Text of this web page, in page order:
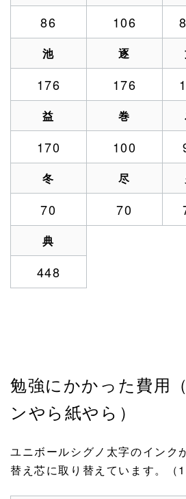
86 106
池 逐
176 176
益 巻
170 100
冬 尽
70 70
典
448
勉強にかかった費用
ンやら紙やら）
ユニボールシグノ太字のインク
替え芯に取り替えています。（